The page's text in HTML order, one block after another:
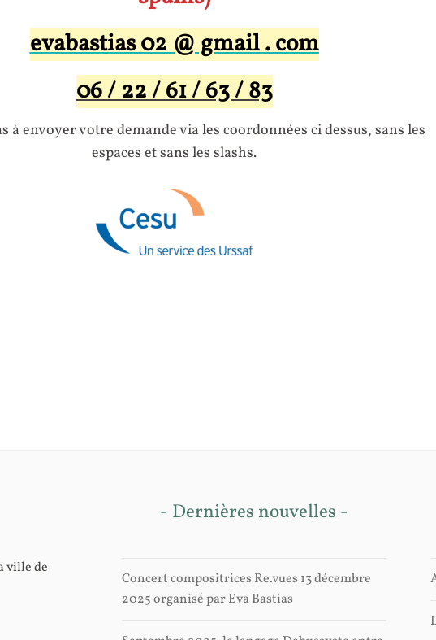
evabastias 02 @ gmail . com
06 / 22 / 61 / 63 / 83
à envoyer votre demande via les coordonnées ci dessus, sans les
espaces et sans les slashs.
ville de
- Dernières nouvelles -
Concert compositrices Re.vues 13 décembre
2025 organisé par Eva Bastias